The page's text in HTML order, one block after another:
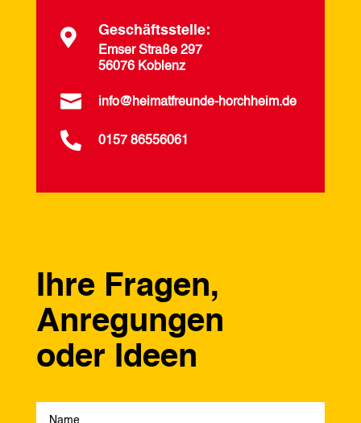
 Geschäftsstelle:
Emser Straße 297
56076 Koblenz
 info@heimatfreunde-horchheim.de
 0157 86556061
Ihre Fragen,
Anregungen
oder Ideen